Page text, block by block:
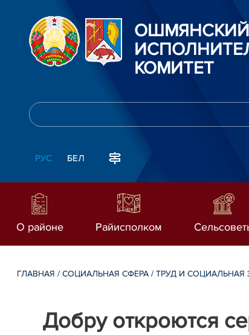
КОМИТЕТ
РУС БЕЛ
О районе Райисполком
ГЛАВНАЯ /СОЦИАЛЬНАЯ СФЕРА /ТРУД И СОЦИАЛЬНАЯ
Добру откроются